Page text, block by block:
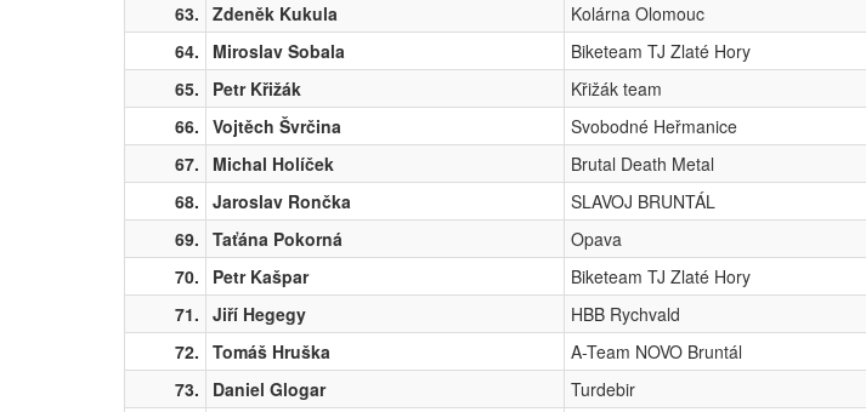
63. Zdeněk Kukula Kolárna Olomouc
64.
Miroslav Sobala Biketeam TJ Zlaté Hory
65.
Petr Křižák Křižák team
66. Vojtěch Švrčina Svobodné Heřmanice
67.
Michal Holíček Brutal Death Metal
68. Jaroslav Rončka SLAVOJ BRUNTÁL
69. Taťána Pokorná Opava
70.
Petr Kašpar Biketeam TJ Zlaté Hory
71. Jiří Hegegy HBB Rychvald
72. Tomáš Hruška A-Team NOVO Bruntál
73.
Daniel Glogar Turdebir